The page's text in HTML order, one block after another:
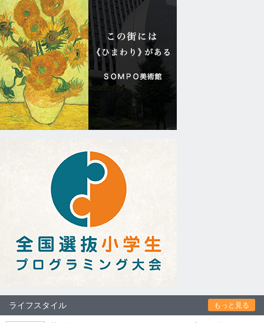
ライフスタイル もっと見る